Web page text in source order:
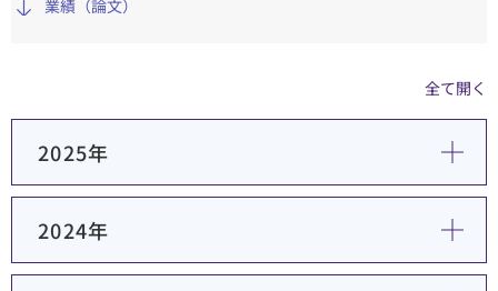
業績（論文）
全て開く
2025年
2024年
研修・入局 採用情報